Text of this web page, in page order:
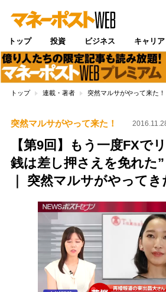
トップ 投資 ビジネス キャリア
トップ 連載・著者 突然マルサがやって来た！
突然マルサがやって来た！
【第9回】もう一度FX
銭は差し押さえを免れた
｜ 突然マルサがやってき